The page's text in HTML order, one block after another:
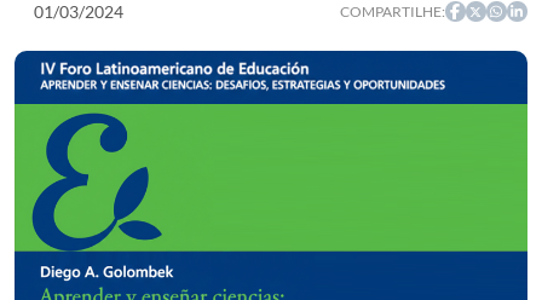
01/03/2024 COMPARTILHE: